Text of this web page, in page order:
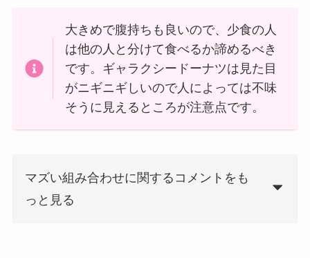
大きめで腹持ちも良いので、少食の人
は他の人と分けて食べるか諦めるべき
です。ギャラクシードーナツは見た目
がニギニギしいので人によっては不味
そうに見えるところが注意点です。
マズい組み合わせに関するコメントをも
っと見る